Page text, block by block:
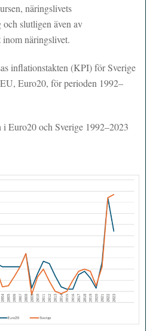
näringslivets
slutligen även av
näringslivet.
inflationstakten (KPI) för Sverige
Euro20, för perioden 1992–
Euro20 och Sverige 1992–2023